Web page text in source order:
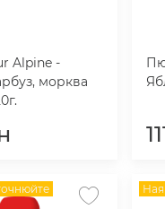
Alpine -
морква